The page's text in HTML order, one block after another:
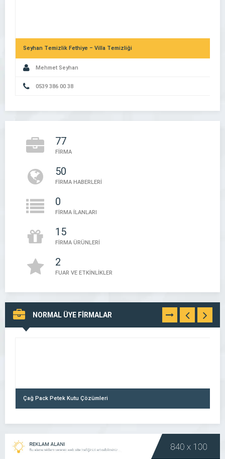
Dijital Kimliğinizi Güçlendirin: Şirket Rehberlerinin Marka
Seyhan Temizlik Fethiye – Villa Temizliği
Mehmet Seyhan
0539 386 00 38
Firma Evi – Firma Rehberi
Firma Evi
05394497888
77
FİRMA
50
FİRMA HABERLERİ
0
FİRMA İLANLARI
15
FİRMA ÜRÜNLERİ
2
FUAR VE ETKİNLİKLER
NORMAL ÜYE FİRMALAR TÜMÜNÜ
GÖR
Çağ Pack Petek Kutu Çözümleri